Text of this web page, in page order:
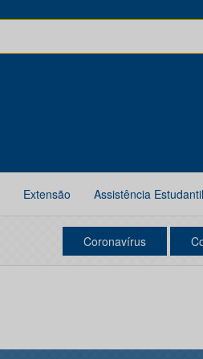
Extensão Assistência Estudantil
Coronavírus